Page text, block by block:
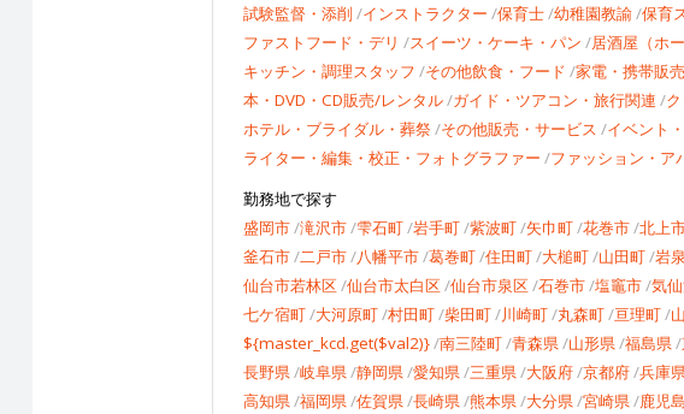
試験監督・添削 インストラクター 保育士 幼稚園教諭 保育
ファストフード・デリ
スイーツ・ケーキ・パン 居酒屋（ホー
キッチン・調理スタッフ その他飲食・フード 家電・携帯販売
本・DVD・CD販売/レンタル ガイド・ツアコン・旅行関連
ホテル・ブライダル・葬祭 その他販売・サービス イベント
ライター・編集・校正・フォトグラファー ファッション・ア
勤務地で探す
盛岡市 滝沢市 雫石町 岩手町 紫波町 矢巾町 花巻市 北上
釜石市 二戸市 八幡平市 葛巻町 住田町 大槌町 山田町 岩
仙台市若林区 仙台市太白区 仙台市泉区 石巻市 塩竈市 気
七ケ宿町 大河原町 村田町 柴田町 川崎町 丸森町 亘理町
${master_kcd.get($val2)} 南三陸町 青森県 山形県 福島県
長野県 岐阜県 静岡県 愛知県 三重県 大阪府 京都府 兵庫
高知県 福岡県 佐賀県 長崎県 熊本県 大分県 宮崎県 鹿児